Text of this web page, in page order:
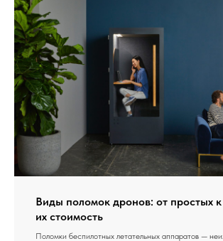
Виды поломок дронов: от простых
их стоимость
Поломки беспилотных летательных аппаратов —